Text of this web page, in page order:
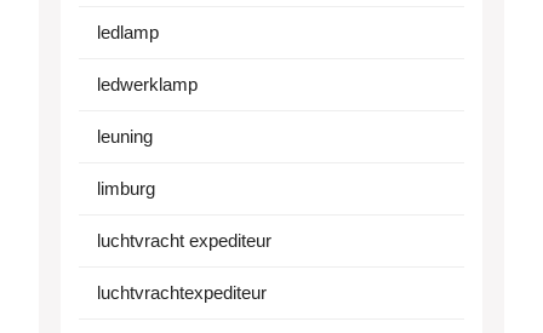
ledlamp
ledwerklamp
leuning
limburg
luchtvracht expediteur
luchtvrachtexpediteur